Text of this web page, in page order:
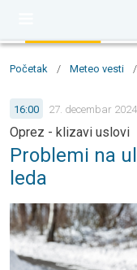
Početak / Meteo vesti /
16:00 27. decembar 2024.
Oprez - klizavi uslovi
Problemi na
leda